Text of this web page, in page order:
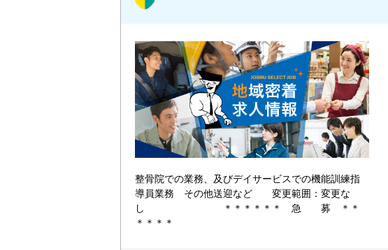
整骨院での業務、及びデイサービスでの機能訓練指
導員業務 その他送迎など 変更範囲：変更な
し ＊＊＊＊＊＊ 急 募 ＊＊
＊＊＊＊